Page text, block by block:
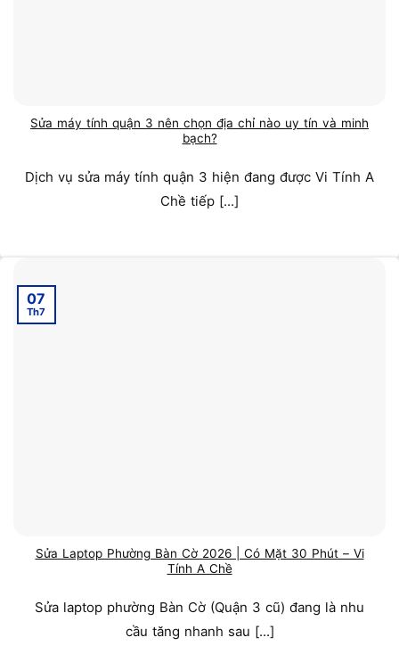
Sửa máy tính quận 3 nên chọn địa chỉ nào uy tín và minh
bạch?
Dịch vụ sửa máy tính quận 3 hiện đang được Vi Tính A
Chề tiếp [...]
Sửa Laptop Phường Bàn Cờ 2026 | Có Mặt 30 Phút – Vi
Tính A Chề
Sửa laptop phường Bàn Cờ (Quận 3 cũ) đang là nhu
cầu tăng nhanh sau [...]
07
Th7